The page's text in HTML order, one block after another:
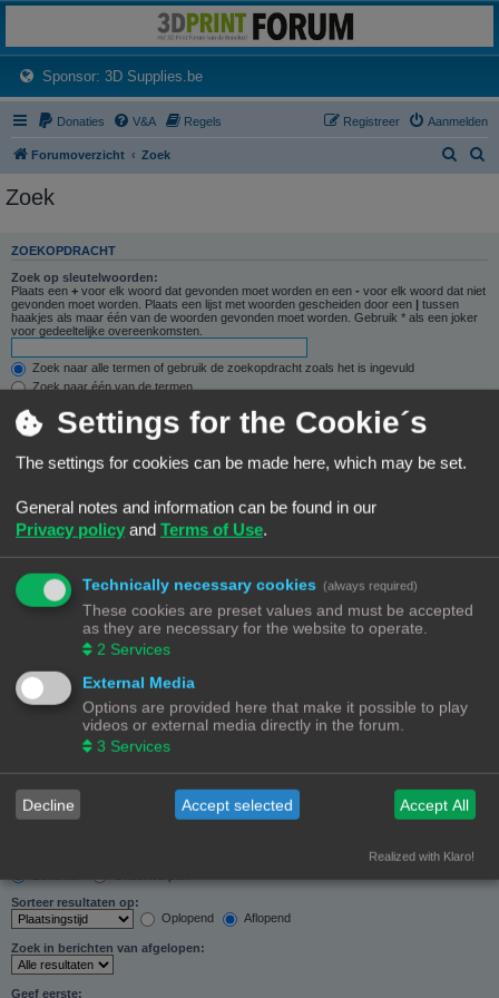
Het 3D print forum van de Benelux na de sluiting van 3dprintforum.nl
Sponsor: 3D Supplies.be(Opens a new tab)
Donaties V&A Regels Aanmelden
Registreer
Forumoverzicht Zoek
Zoek
ZOEKOPDRACHT
Zoek op sleutelwoorden:
Plaats een + voor elk woord dat gevonden moet worden en een - voor elk woord dat niet
gevonden moet worden. Plaats een lijst met woorden gescheiden door een
tussen
haakjes als maar één van de woorden gevonden moet worden. Gebruik * als een joker
voor gedeeltelijke overeenkomsten.
Zoek naar alle termen of gebruik de zoekopdracht zoals het is ingevuld
Zoek naar één van de termen
Zoek naar auteur:
Gebruik * als een joker voor gedeeltelijke overeenkomsten.
Zoeken in forums:
Selecteer het forum of de forums die je wil doorzoeken. Subforums worden automatisch
doorzocht als je “Doorzoek subforums“ hieronder niet uitschakelt.
Doorzoek subforums:
Nee
Alleen berichtonderwerpen en tekst
Alleen tekst
Alleen onderwerptitels
Alleen eerste bericht van onderwerp
Sorteer resultaten op:
Oplopend
Aflopend
Zoek in berichten van afgelopen:
Geef eerste:
Settings for the Cookie´s
The settings for cookies can be made here, which may be set.
General notes and information can be found in our
Privacy policy and Terms of Use.
Technically necessary cookies (always required)
These cookies are preset values and must be accepted
as they are necessary for the website to operate.
2 Services
External Media
Options are provided here that make it possible to play
videos or external media directly in the forum.
3 Services
Decline Accept selected Accept All
Realized with Klaro!